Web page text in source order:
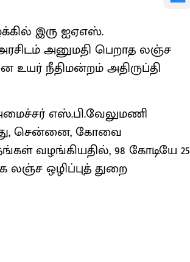
இரு ஐஏஎஸ்.
அனுமதி பெறாத லஞ்ச
உயர் நீதிமன்றம் அதிருப்தி
எஸ்.பி.வேலுமணி
சென்னை, கோவை
வழங்கியதில், 98 கோடியே 25
லஞ்ச ஒழிப்புத் துறை